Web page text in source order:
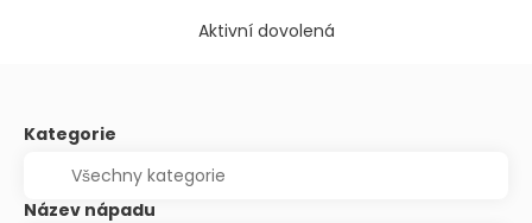
Aktivní dovolená
Kategorie
Název nápadu